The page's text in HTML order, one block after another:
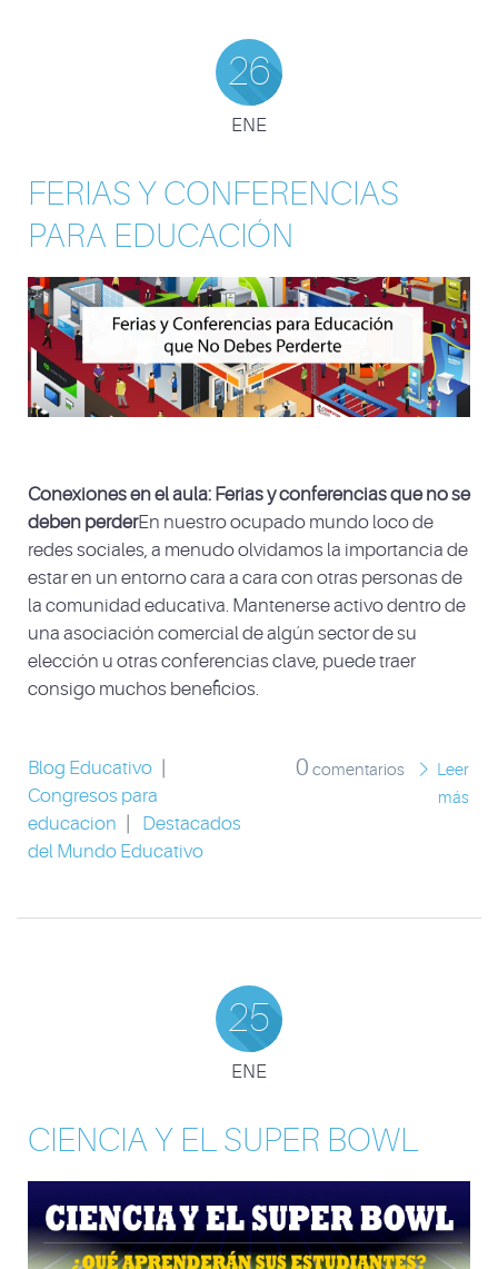
26
ENE
FERIAS Y CONFERENCIAS
PARA EDUCACIÓN
Conexiones en el aula: Ferias y conferencias que no se
deben perderEn nuestro ocupado mundo loco de
redes sociales, a menudo olvidamos la importancia de
estar en un entorno cara a cara con otras personas de
la comunidad educativa. Mantenerse activo dentro de
una asociación comercial de algún sector de su
elección u otras conferencias clave, puede traer
consigo muchos beneficios.
Blog Educativo
Congresos para
educacion
Destacados
del Mundo Educativo
0 comentarios
Leer
más
25
ENE
CIENCIA Y EL SUPER BOWL